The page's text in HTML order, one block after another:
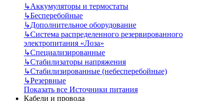
↳Аккумуляторы и термостаты
↳Бесперебойные
↳Дополнительное оборудование
↳Система распределенного резервированного
электропитания «Лоза»
↳Специализированные
↳Стабилизаторы напряжения
↳Стабилизированные (небесперебойные)
↳Резервные
Показать все Источники питания
Кабели и провода